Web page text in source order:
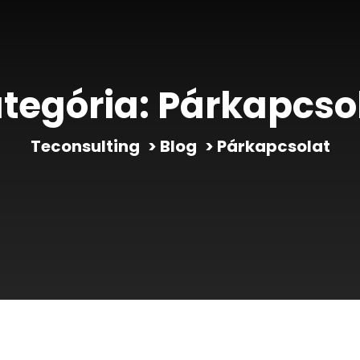
Teconsulting > Blog > Párkapcsolat